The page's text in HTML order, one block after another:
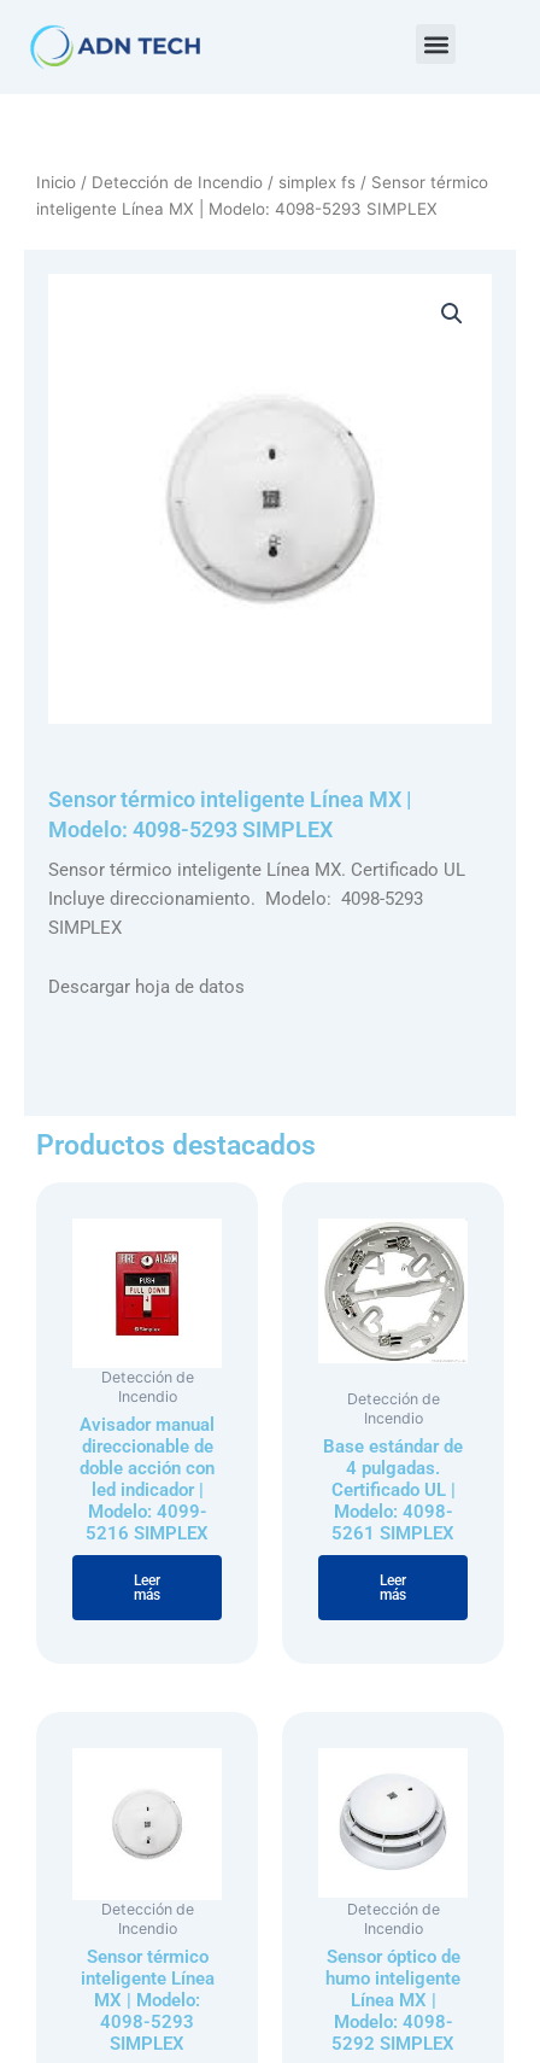
contenido
Inicio / Detección de Incendio / simplex fs / Sensor térmico
inteligente Línea MX | Modelo: 4098-5293 SIMPLEX
Sensor térmico inteligente Línea MX |
Modelo: 4098-5293 SIMPLEX
Sensor térmico inteligente Línea MX. Certificado UL
Incluye direccionamiento. Modelo: 4098-5293
SIMPLEX
Descargar hoja de datos
Productos destacados
Detección de
Incendio
Avisador manual
direccionable de
doble acción con
led indicador |
Modelo: 4099-
5216 SIMPLEX
Leer
más
Detección de
Incendio
Base estándar de
4 pulgadas.
Certificado UL |
Modelo: 4098-
5261 SIMPLEX
Leer
más
Detección de
Incendio
Sensor térmico
inteligente Línea
MX | Modelo:
4098-5293
SIMPLEX
Detección de
Incendio
Sensor óptico de
humo inteligente
Línea MX |
Modelo: 4098-
5292 SIMPLEX